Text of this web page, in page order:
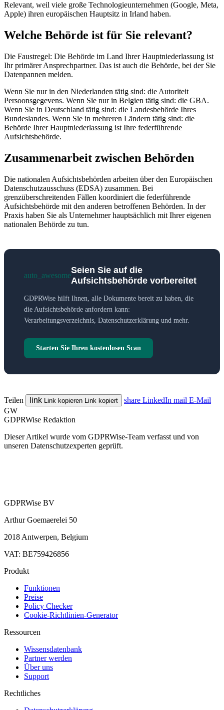
Relevant, weil viele große Technologieunternehmen (Google, Meta,
Apple) ihren europäischen Hauptsitz in Irland haben.
Welche Behörde ist für Sie relevant?
Die Faustregel: Die Behörde im Land Ihrer Hauptniederlassung ist
Ihr primärer Ansprechpartner. Das ist auch die Behörde, bei der Sie
Datenpannen melden.
Wenn Sie nur in den Niederlanden tätig sind: die Autoriteit
Persoonsgegevens. Wenn Sie nur in Belgien tätig sind: die GBA.
Wenn Sie in Deutschland tätig sind: die Landesbehörde Ihres
Bundeslandes. Wenn Sie in mehreren Ländern tätig sind: die
Behörde Ihrer Hauptniederlassung ist Ihre federführende
Aufsichtsbehörde.
Zusammenarbeit zwischen Behörden
Die nationalen Aufsichtsbehörden arbeiten über den Europäischen
Datenschutzausschuss (EDSA) zusammen. Bei
grenzüberschreitenden Fällen koordiniert die federführende
Aufsichtsbehörde mit den anderen betroffenen Behörden. In der
Praxis haben Sie als Unternehmer hauptsächlich mit Ihrer eigenen
nationalen Behörde zu tun.
auto_awesome
Seien Sie auf die
Aufsichtsbehörde vorbereitet
GDPRWise hilft Ihnen, alle Dokumente bereit zu haben, die
die Aufsichtsbehörde anfordern kann:
Verarbeitungsverzeichnis, Datenschutzerklärung und mehr.
Starten Sie Ihren kostenlosen Scan
Teilen link Link kopieren Link kopiert share LinkedIn mail E-Mail
GW
GDPRWise Redaktion
Dieser Artikel wurde vom GDPRWise-Team verfasst und von
unseren Datenschutzexperten geprüft.
GDPRWise BV
Arthur Goemaerelei 50
2018 Antwerpen, Belgium
VAT: BE759426856
Produkt
Funktionen
Preise
Policy Checker
Cookie-Richtlinien-Generator
Ressourcen
Wissensdatenbank
Partner werden
Über uns
Support
Rechtliches